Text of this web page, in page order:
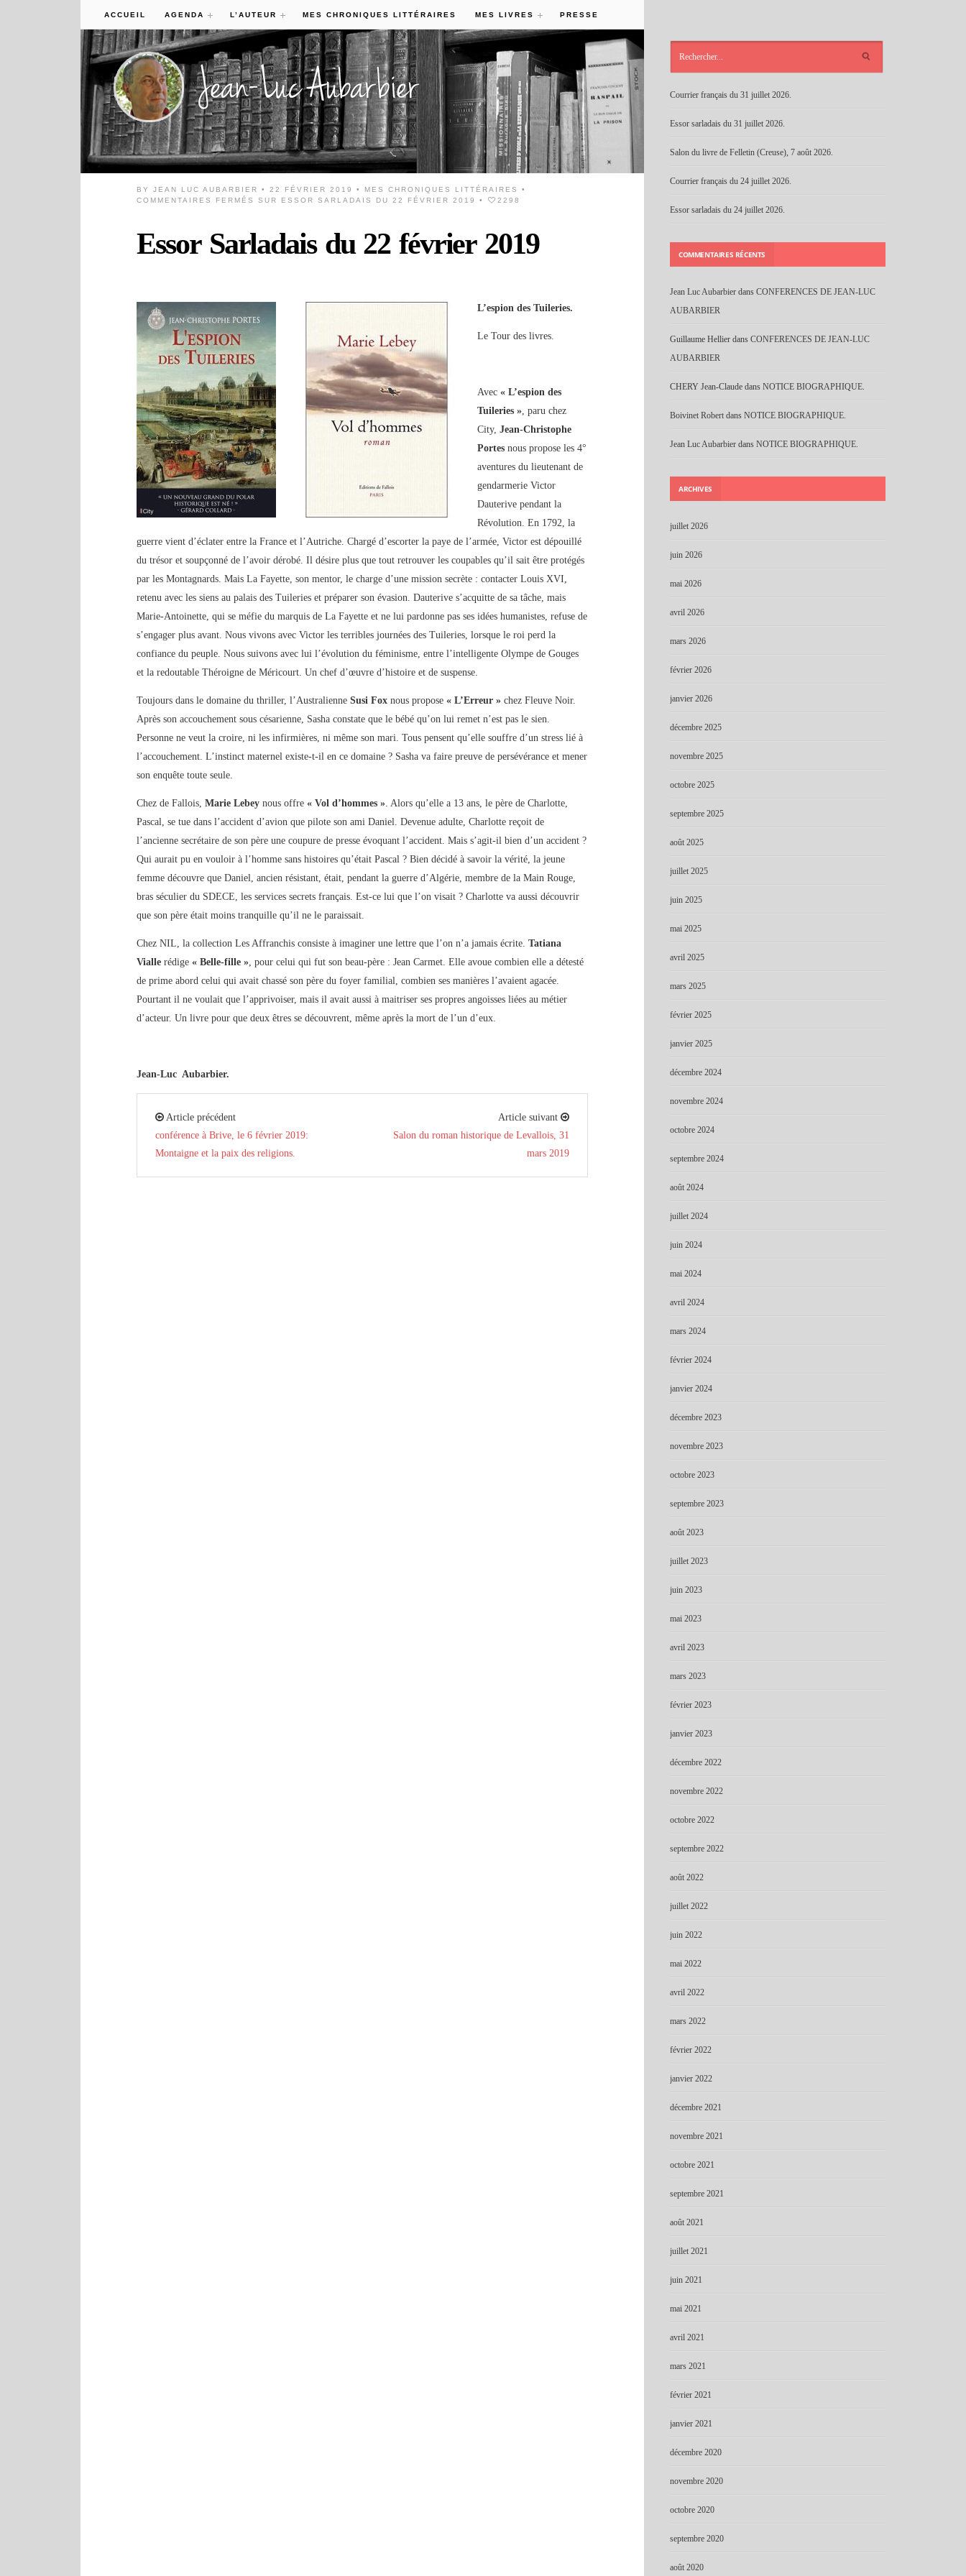
ACCUEIL AGENDA L’AUTEUR MES CHRONIQUES LITTÉRAIRES MES LIVRES PRESSE
BYJEAN LUC AUBARBIER • 22 FÉVRIER 2019 • MES CHRONIQUES LITTÉRAIRES
•
COMMENTAIRES FERMÉS
SUR ESSOR SARLADAIS DU 22 FÉVRIER 2019 • 2298
Essor Sarladais du 22 février 2019
L’espion des Tuileries.
Le Tour des livres.
Avec« L’espion des
Tuileries », paru chez
City,Jean-Christophe
Portes nous propose les 4°
aventures du lieutenant de
gendarmerie Victor
Dauterive pendant la
Révolution. En 1792, la
guerre vient d’éclater entre la France et l’Autriche. Chargé d’escorter la paye de l’armée, Victor est dépouillé
du trésor et soupçonné de l’avoir dérobé. Il désire plus que tout retrouver les coupables qu’il sait être protégés
par les Montagnards. Mais La Fayette, son mentor, le charge d’une mission secrète : contacter Louis XVI,
retenu avec les siens au palais des Tuileries et préparer son évasion. Dauterive s’acquitte de sa tâche, mais
Marie-Antoinette, qui se méfie du marquis de La Fayette et ne lui pardonne pas ses idées humanistes, refuse de
s’engager plus avant. Nous vivons avec Victor les terribles journées des Tuileries, lorsque le roi perd la
confiance du peuple. Nous suivons avec lui l’évolution du féminisme, entre l’intelligente Olympe de Gouges
et la redoutable Théroigne de Méricourt. Un chef d’œuvre d’histoire et de suspense.
Toujours dans le domaine du thriller, l’AustralienneSusi Fox nous propose« L’Erreur »chez Fleuve Noir.
Après son accouchement sous césarienne, Sasha constate que le bébé qu’on lui remet n’est pas le sien.
Personne ne veut la croire, ni les infirmières, ni même son mari. Tous pensent qu’elle souffre d’un stress lié à
l’accouchement. L’instinct maternel existe-t-il en ce domaine ? Sasha va faire preuve de persévérance et mener
son enquête toute seule.
Chez de Fallois,Marie Lebeynous offre« Vol d’hommes ». Alors qu’elle a 13 ans, le père de Charlotte,
Pascal, se tue dans l’accident d’avion que pilote son ami Daniel. Devenue adulte, Charlotte reçoit de
l’ancienne secrétaire de son père une coupure de presse évoquant l’accident. Mais s’agit-il bien d’un accident ?
Qui aurait pu en vouloir à l’homme sans histoires qu’était Pascal ? Bien décidé à savoir la vérité, la jeune
femme découvre que Daniel, ancien résistant, était, pendant la guerre d’Algérie, membre de la Main Rouge,
bras séculier du SDECE, les services secrets français. Est-ce lui que l’on visait ? Charlotte va aussi découvrir
que son père était moins tranquille qu’il ne le paraissait.
Chez NIL, la collection Les Affranchis consiste à imaginer une lettre que l’on n’a jamais écrite.Tatiana
Viallerédige« Belle-fille », pour celui qui fut son beau-père : Jean Carmet. Elle avoue combien elle a détesté
de prime abord celui qui avait chassé son père du foyer familial, combien ses manières l’avaient agacée.
Pourtant il ne voulait que l’apprivoiser, mais il avait aussi à maitriser ses propres angoisses liées au métier
d’acteur. Un livre pour que deux êtres se découvrent, même après la mort de l’un d’eux.
Jean-Luc Aubarbier.
Article précédent
conférence à Brive, le 6 février 2019:
Montaigne et la paix des religions.
Article suivant
Salon du roman historique de Levallois, 31
mars 2019
Courrier français du 31 juillet 2026.
Essor sarladais du 31 juillet 2026.
Salon du livre de Felletin (Creuse), 7 août 2026.
Courrier français du 24 juillet 2026.
Essor sarladais du 24 juillet 2026.
COMMENTAIRES RÉCENTS
Jean Luc Aubarbier dans CONFERENCES DE JEAN-LUC
AUBARBIER
Guillaume Hellier dans CONFERENCES DE JEAN-LUC
AUBARBIER
CHERY Jean-Claude dans NOTICE BIOGRAPHIQUE.
Boivinet Robert dans NOTICE BIOGRAPHIQUE.
Jean Luc Aubarbier dans NOTICE BIOGRAPHIQUE.
ARCHIVES
juillet 2026
juin 2026
mai 2026
avril 2026
mars 2026
février 2026
janvier 2026
décembre 2025
novembre 2025
octobre 2025
septembre 2025
août 2025
juillet 2025
juin 2025
mai 2025
avril 2025
mars 2025
février 2025
janvier 2025
décembre 2024
novembre 2024
octobre 2024
septembre 2024
août 2024
juillet 2024
juin 2024
mai 2024
avril 2024
mars 2024
février 2024
janvier 2024
décembre 2023
novembre 2023
octobre 2023
septembre 2023
août 2023
juillet 2023
juin 2023
mai 2023
avril 2023
mars 2023
février 2023
janvier 2023
décembre 2022
novembre 2022
octobre 2022
septembre 2022
août 2022
juillet 2022
juin 2022
mai 2022
avril 2022
mars 2022
février 2022
janvier 2022
décembre 2021
novembre 2021
octobre 2021
septembre 2021
août 2021
juillet 2021
juin 2021
mai 2021
avril 2021
mars 2021
février 2021
janvier 2021
décembre 2020
novembre 2020
octobre 2020
septembre 2020
août 2020